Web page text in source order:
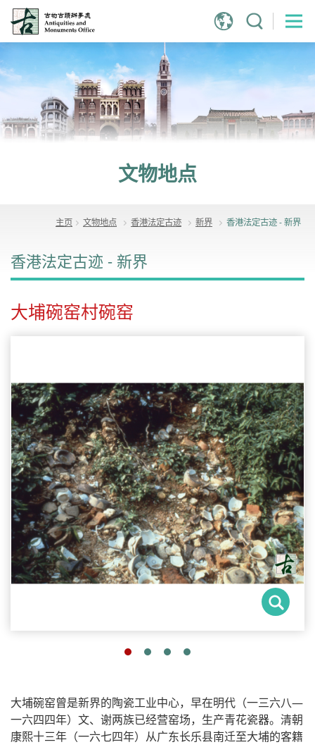
到
内
容
文物地点
主页 文物地点 香港法定古迹 新界 香港法定古迹 - 新界
香港法定古迹 - 新界
大埔碗窑村碗窑
大埔碗窑曾是新界的陶瓷工业中心，早在明代（一三六八—
一六四四年）文、谢两族已经营窑场，生产青花瓷器。清朝
康熙十三年（一六七四年）从广东长乐县南迁至大埔的客籍